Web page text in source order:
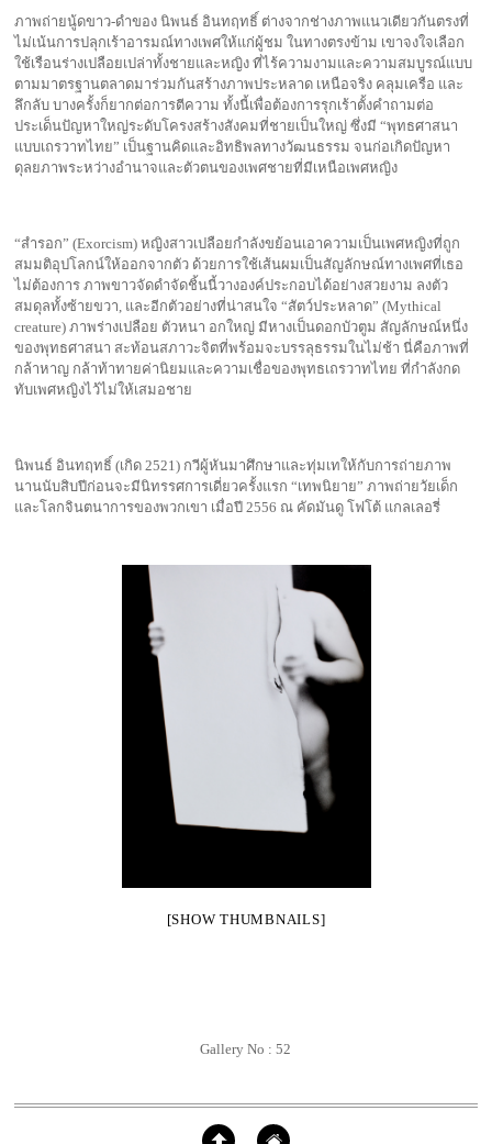
ภาพถ่ายนู้ดขาว-ดำของ นิพนธ์ อินทฤทธิ์ ต่างจากช่างภาพแนวเดียวกันตรงที่
ไม่เน้นการปลุกเร้าอารมณ์ทางเพศให้แก่ผู้ชม ในทางตรงข้าม เขาจงใจเลือก
ใช้เรือนร่างเปลือยเปล่าทั้งชายและหญิง ที่ไร้ความงามและความสมบูรณ์แบบ
ตามมาตรฐานตลาดมาร่วมกันสร้างภาพประหลาด เหนือจริง คลุมเครือ และ
ลึกลับ บางครั้งก็ยากต่อการตีความ ทั้งนี้เพื่อต้องการรุกเร้าตั้งคำถามต่อ
ประเด็นปัญหาใหญ่ระดับโครงสร้างสังคมที่ชายเป็นใหญ่ ซึ่งมี “พุทธศาสนา
แบบเถรวาทไทย” เป็นฐานคิดและอิทธิพลทางวัฒนธรรม จนก่อเกิดปัญหา
ดุลยภาพระหว่างอำนาจและตัวตนของเพศชายที่มีเหนือเพศหญิง
“สำรอก” (Exorcism) หญิงสาวเปลือยกำลังขย้อนเอาความเป็นเพศหญิงที่ถูก
สมมติอุปโลกน์ให้ออกจากตัว ด้วยการใช้เส้นผมเป็นสัญลักษณ์ทางเพศที่เธอ
ไม่ต้องการ ภาพขาวจัดดำจัดชิ้นนี้วางองค์ประกอบได้อย่างสวยงาม ลงตัว
สมดุลทั้งซ้ายขวา, และอีกตัวอย่างที่น่าสนใจ “สัตว์ประหลาด” (Mythical
creature) ภาพร่างเปลือย ตัวหนา อกใหญ่ มีหางเป็นดอกบัวตูม สัญลักษณ์หนึ่ง
ของพุทธศาสนา สะท้อนสภาวะจิตที่พร้อมจะบรรลุธรรมในไม่ช้า นี่คือภาพที่
กล้าหาญ กล้าท้าทายค่านิยมและความเชื่อของพุทธเถรวาทไทย ที่กำลังกด
ทับเพศหญิงไว้ไม่ให้เสมอชาย
นิพนธ์ อินทฤทธิ์ (เกิด 2521) กวีผู้หันมาศึกษาและทุ่มเทให้กับการถ่ายภาพ
นานนับสิบปีก่อนจะมีนิทรรศการเดี่ยวครั้งแรก “เทพนิยาย” ภาพถ่ายวัยเด็ก
และโลกจินตนาการของพวกเขา เมื่อปี 2556 ณ คัดมันดู โฟโต้ แกลเลอรี่
[SHOW THUMBNAILS]
Gallery No : 52